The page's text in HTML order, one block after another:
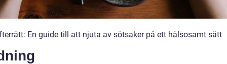
En guide till att njuta av sötsaker på ett hälsosamt sätt